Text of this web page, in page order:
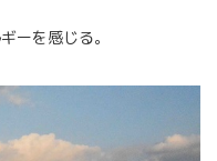
ーを感じる。